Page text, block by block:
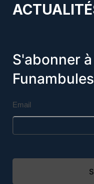
S'abonner
Email